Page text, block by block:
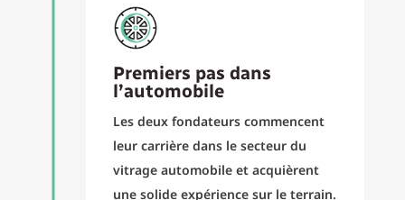
Premiers pas dans
l’automobile
Les deux fondateurs commencent
leur carrière dans le secteur du
vitrage automobile et acquièrent
une solide expérience sur le terrain.